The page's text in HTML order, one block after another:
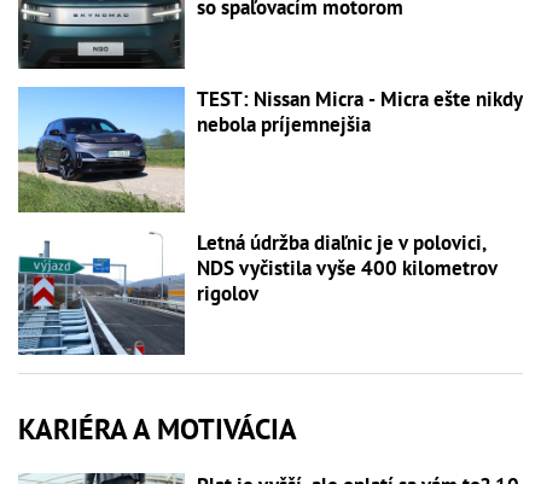
so spaľovacím motorom
TEST: Nissan Micra - Micra ešte nikdy
nebola príjemnejšia
Letná údržba diaľnic je v polovici,
NDS vyčistila vyše 400 kilometrov
rigolov
KARIÉRA A MOTIVÁCIA